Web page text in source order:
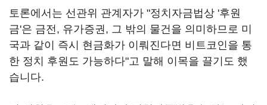
토론에서는 선관위 관계자가 "정치자금법상 '후원
금'은 금전, 유가증권, 그 밖의 물건을 의미하므로 미
국과 같이 즉시 현금화가 이뤄진다면 비트코인을 통
한 정치 후원도 가능하다"고 말해 이목을 끌기도 했
습니다.